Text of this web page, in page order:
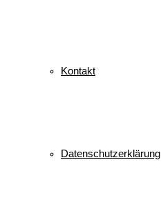
Kontakt
Datenschutzerklärung